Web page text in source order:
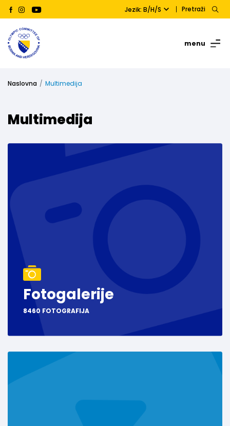
Jezik: B/H/S Pretraži
menu
Naslovna Multimedija
Multimedija
Fotogalerije
8460 FOTOGRAFIJA